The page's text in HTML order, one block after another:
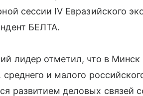
сессии IV Евразийского
БЕЛТА.
лидер отметил, что в Минск
среднего и малого
развитием деловых связей